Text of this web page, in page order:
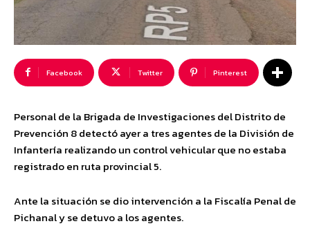
Facebook Twitter Pinterest
Personal de la Brigada de Investigaciones del Distrito de
Prevención 8 detectó ayer a tres agentes de la División de
Infantería realizando un control vehicular que no estaba
registrado en ruta provincial 5.
Ante la situación se dio intervención a la Fiscalía Penal de
Pichanal y se detuvo a los agentes.